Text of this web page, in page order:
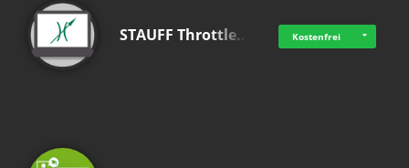
STAUFF Throttle… Kostenfrei